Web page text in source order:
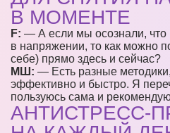
В МОМЕНТЕ
F: — А если мы осознали, что
в напряжении, то как можно
себе) прямо здесь и сейчас?
МШ: — Есть разные
эффективно и быстро. Я
пользуюсь сама и
АНТИСТРЕСС-